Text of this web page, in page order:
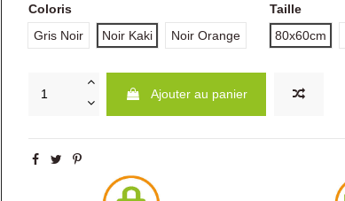
Coloris
Gris Noir
Noir Kaki Noir Orange
Taille
80x60cm
Ajouter au panier